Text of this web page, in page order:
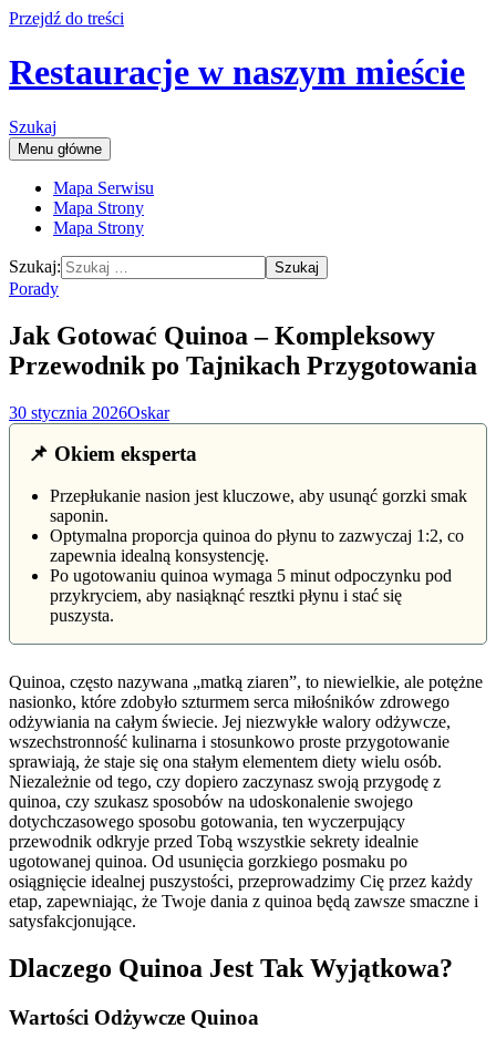
Przejdź do treści
Restauracje w naszym mieście
Szukaj
Menu główne
Mapa Serwisu
Mapa Strony
Mapa Strony
Szukaj:
Porady
Jak Gotować Quinoa – Kompleksowy
Przewodnik po Tajnikach Przygotowania
30 stycznia 2026Oskar
📌 Okiem eksperta
Przepłukanie nasion jest kluczowe, aby usunąć gorzki smak
saponin.
Optymalna proporcja quinoa do płynu to zazwyczaj 1:2, co
zapewnia idealną konsystencję.
Po ugotowaniu quinoa wymaga 5 minut odpoczynku pod
przykryciem, aby nasiąknąć resztki płynu i stać się
puszysta.
Quinoa, często nazywana „matką ziaren”, to niewielkie, ale potężne
nasionko, które zdobyło szturmem serca miłośników zdrowego
odżywiania na całym świecie. Jej niezwykłe walory odżywcze,
wszechstronność kulinarna i stosunkowo proste przygotowanie
sprawiają, że staje się ona stałym elementem diety wielu osób.
Niezależnie od tego, czy dopiero zaczynasz swoją przygodę z
quinoa, czy szukasz sposobów na udoskonalenie swojego
dotychczasowego sposobu gotowania, ten wyczerpujący
przewodnik odkryje przed Tobą wszystkie sekrety idealnie
ugotowanej quinoa. Od usunięcia gorzkiego posmaku po
osiągnięcie idealnej puszystości, przeprowadzimy Cię przez każdy
etap, zapewniając, że Twoje dania z quinoa będą zawsze smaczne i
satysfakcjonujące.
Dlaczego Quinoa Jest Tak Wyjątkowa?
Wartości Odżywcze Quinoa